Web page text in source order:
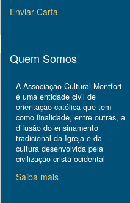
Enviar Carta
Quem Somos
A Associação Cultural Montfort
é uma entidade civil de
orientação católica que tem
como finalidade, entre outras, a
difusão do ensinamento
tradicional da Igreja e da
cultura desenvolvida pela
civilização cristã ocidental
Saiba mais